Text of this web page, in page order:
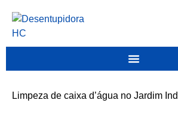
Limpeza de caixa d’água no Jardim